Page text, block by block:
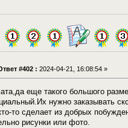
#402 : 2024-04-21, 16:08:54 »
еще такого большого
нужно заказывать
то сделает из добрых
рисунки или фото.